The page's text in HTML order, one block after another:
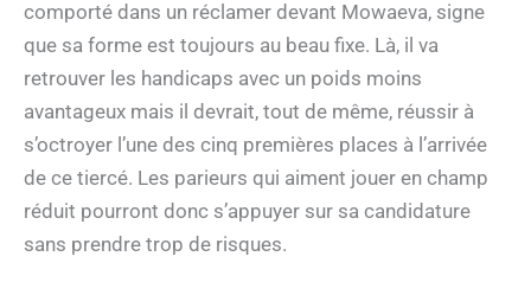
comporté dans un réclamer devant Mowaeva, signe
que sa forme est toujours au beau fixe. Là, il va
retrouver les handicaps avec un poids moins
avantageux mais il devrait, tout de même, réussir à
s’octroyer l’une des cinq premières places à l’arrivée
de ce tiercé. Les parieurs qui aiment jouer en champ
réduit pourront donc s’appuyer sur sa candidature
sans prendre trop de risques.